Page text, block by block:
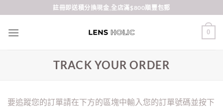
to
content
註冊即送積分換現金,全店滿$800順豐包郵
0
TRACK YOUR ORDER
要追蹤您的訂單請在下方的區塊中輸入您的訂單號碼並按下